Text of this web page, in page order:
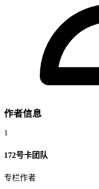
作者信息
1
172号卡团队
专栏作者